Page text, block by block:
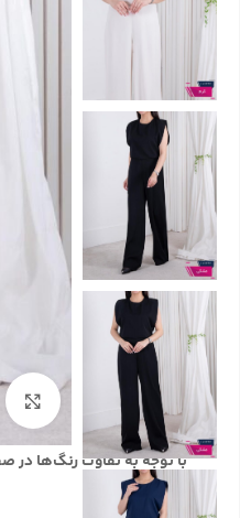
با توجه به تفاوت رنگ‌ها